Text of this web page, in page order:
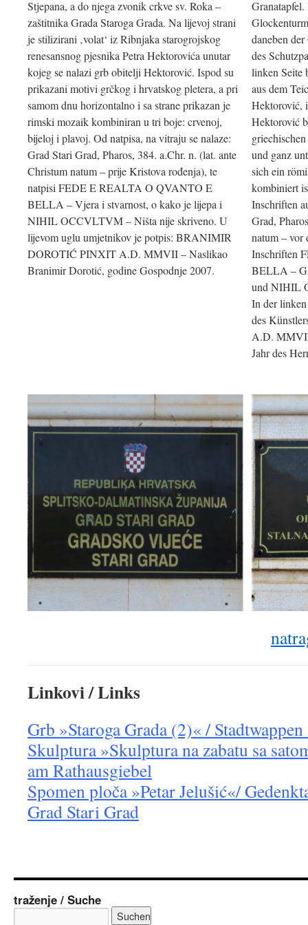
Stjepana, a do njega zvonik crkve sv. Roka –
zaštitnika Grada Staroga Grada. Na lijevoj strani
je stilizirani ‚volat‘ iz Ribnjaka starogrojskog
renesansnog pjesnika Petra Hektorovića unutar
kojeg se nalazi grb obitelji Hektorović. Ispod su
prikazani motivi grčkog i hrvatskog pletera, a pri
samom dnu horizontalno i sa strane prikazan je
rimski mozaik kombiniran u tri boje: crvenoj,
bijeloj i plavoj. Od natpisa, na vitraju se nalaze:
Grad Stari Grad, Pharos, 384. a.Chr. n. (lat. ante
Christum natum – prije Kristova rođenja), te
natpisi FEDE E REALTA O QVANTO E
BELLA – Vjera i stvarnost, o kako je lijepa i
NIHIL OCCVLTVM – Ništa nije skriveno. U
lijevom uglu umjetnikov je potpis: BRANIMIR
DOROTIĆ PINXIT A.D. MMVII – Naslikao
Branimir Dorotić, godine Gospodnje 2007.
Granatapfel.
daneben
des
linken Seite
aus dem
Hektorović,
Hektorović
und ganz
sich ein
kombiniert
Inschriften
Grad,
natum – vor
Inschriften
BELLA –
und NIHIL
In der
des
A.D.
Jahr des
Linkovi / Links
Grb »Staroga Grada (2)« /
Skulptura »Skulptura na zabatu sa
am Rathausgiebel
Spomen ploča »Petar Jelušić«/
Grad Stari Grad
traženje / Suche